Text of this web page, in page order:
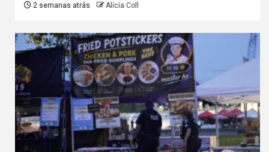
2 semanas atrás Alicia Coll